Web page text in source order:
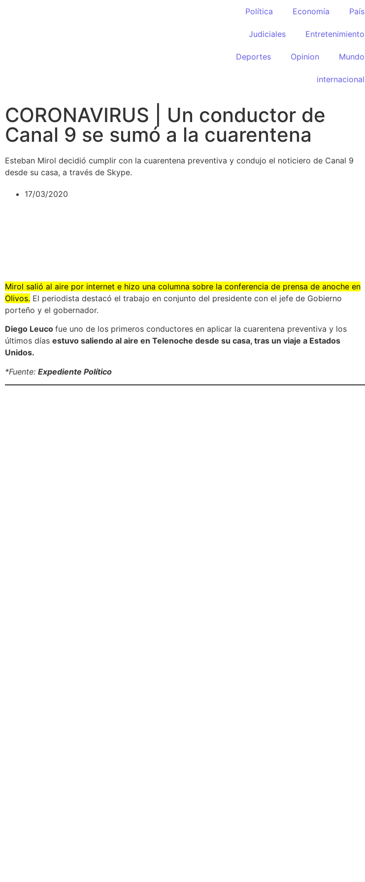
Política Economía País
Judiciales Entretenimiento
Deportes Opinion Mundo
internacional
CORONAVIRUS | Un conductor de
Canal 9 se sumó a la cuarentena
Esteban Mirol decidió cumplir con la cuarentena preventiva y condujo el noticiero de Canal 9
desde su casa, a través de Skype.
17/03/2020
Mirol salió al aire por internet e hizo una columna sobre la conferencia de prensa de anoche en
Olivos. El periodista destacó el trabajo en conjunto del presidente con el jefe de Gobierno
porteño y el gobernador.
Diego Leuco fue uno de los primeros conductores en aplicar la cuarentena preventiva y los
últimos días estuvo saliendo al aire en Telenoche desde su casa, tras un viaje a Estados
Unidos.
*Fuente: Expediente Político